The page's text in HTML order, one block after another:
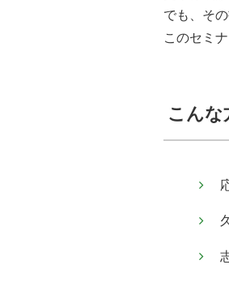
でも、そ
このセミ
こんな